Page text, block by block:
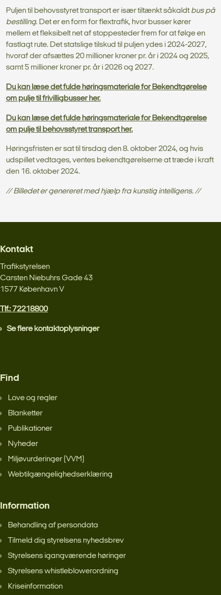
Puljen til behovsstyret transport er især tiltænkt såkaldtbus på
bestilling. Det er en form for flextrafik, hvor busser kører
mellem et fleksibelt net af stoppesteder frem for at følge en
fastlagt rute. Det statslige tilskud til puljen ydes i 2024-2027,
hvoraf der afsættes 20 millioner kroner pr. år i 2024 og 2025,
samt 5 millioner kroner pr. år i 2026 og 2027.
Du kan læse det fulde høringsmateriale for Bekendtgørelse
om pulje til frivilligbusser her.
Du kan læse det fulde høringsmateriale for Bekendtgørelse
om pulje til behovsstyret transport her.
Høringsfristen er sat til tirsdag den 8. oktober 2024, og hvis
udspillet vedtages, ventes bekendtgørelserne at træde i kraft
den 16. oktober 2024.
// Billedet er genereret med hjælp fra kunstig intelligens. //
Kontakt
Trafikstyrelsen
Carsten Niebuhrs Gade 43
1577 København V
Tlf.: 72218800
Se flere kontaktoplysninger
Find
Love og regler
Blanketter
Publikationer
Nyheder
Miljøvurderinger (VVM)
Webtilgængelighedserklæring
Information
Behandling af persondata
Tilmeld dig styrelsens nyhedsbrev
Styrelsens igangværende høringer
Styrelsens whistleblowerordning
Kriseinformation